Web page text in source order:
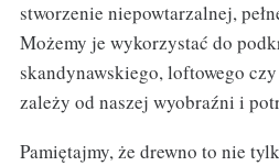
stworzenie niepowtarzalnej,
Możemy je wykorzystać do
skandynawskiego, loftowego
zależy od naszej wyobraźni i
Pamiętajmy, że drewno to nie